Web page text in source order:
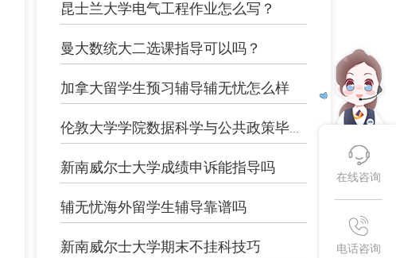
昆士兰大学电气工程作业怎么写？
曼大数统大二选课指导可以吗？
加拿大留学生预习辅导辅无忧怎么样
伦敦大学学院数据科学与公共政策毕业论...
新南威尔士大学成绩申诉能指导吗
辅无忧海外留学生辅导靠谱吗
新南威尔士大学期末不挂科技巧
在线咨询
电话咨询